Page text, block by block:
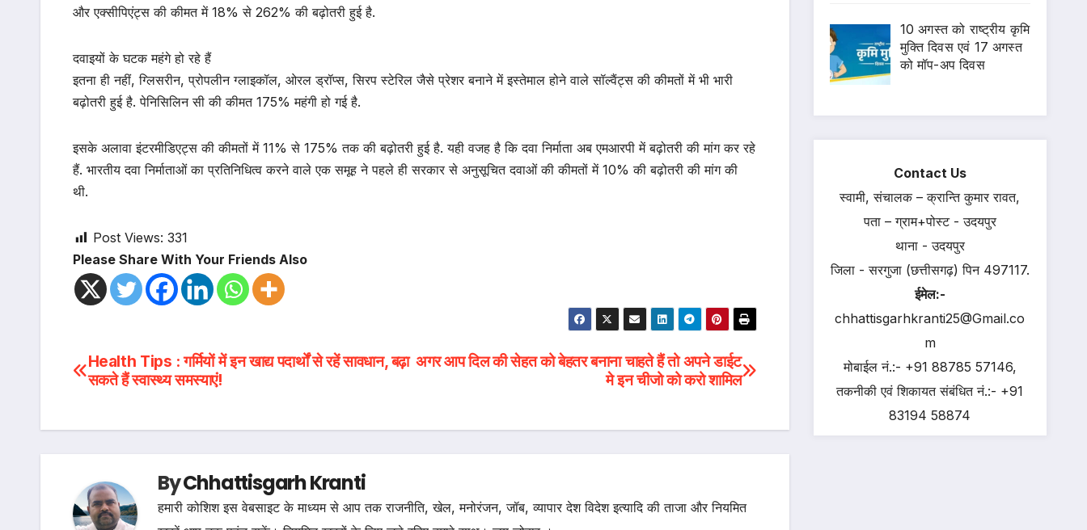
और एक्सीपिएंट्स की कीमत में 18% से 262% की बढ़ोतरी हुई है.
दवाइयों के घटक महंगे हो रहे हैं
इतना ही नहीं, ग्लिसरीन, प्रोपलीन ग्लाइकॉल, ओरल ड्रॉप्स, सिरप स्टेरिल जैसे प्रेशर बनाने में इस्तेमाल होने वाले सॉल्वैंट्स की कीमतों में भी भारी
बढ़ोतरी हुई है. पेनिसिलिन सी की कीमत 175% महंगी हो गई है.
इसके अलावा इंटरमीडिएट्स की कीमतों में 11% से 175% तक की बढ़ोतरी हुई है. यही वजह है कि दवा निर्माता अब एमआरपी में बढ़ोतरी की मांग कर रहे
हैं. भारतीय दवा निर्माताओं का प्रतिनिधित्व करने वाले एक समूह ने पहले ही सरकार से अनुसूचित दवाओं की कीमतों में 10% की बढ़ोतरी की मांग की
थी.
Post Views: 331
Please Share With Your Friends Also
Post
अगर आप दिल की सेहत को बेहतर बनाना चाहते हैं तो अपने डाईट
मे इन चीजो को करो शामिल
Health Tips : गर्मियों में इन खाद्य पदार्थों से रहें सावधान, बढ़ा
सकते हैं स्वास्थ्य समस्याएं!
ByChhattisgarh Kranti
हमारी कोशिश इस वेबसाइट के माध्यम से आप तक राजनीति, खेल, मनोरंजन, जॉब, व्यापार देश विदेश इत्यादि की ताजा और नियमित
10 अगस्त को राष्ट्रीय कृमि
मुक्ति दिवस एवं 17 अगस्त
को मॉप-अप दिवस
Contact Us
स्वामी, संचालक – क्रान्ति कुमार रावत,
पता – ग्राम+पोस्ट - उदयपुर
थाना - उदयपुर
जिला - सरगुजा (छत्तीसगढ़) पिन 497117.
ईमेल:-
chhattisgarhkranti25@Gmail.co
m
मोबाईल नं.:- +91 88785 57146,
तकनीकी एवं शिकायत संबंधित नं.:- +91
83194 58874